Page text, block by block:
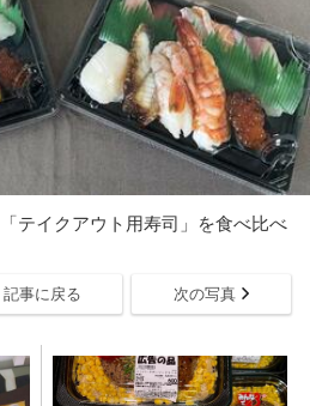
テイクアウト用寿司」を食べ比べ
記事に戻る 次の写真